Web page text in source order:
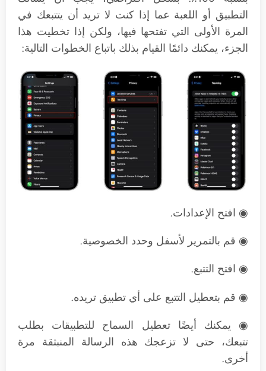
التطبيق أو اللعبة عما إذا كنت لا تريد أن يتتبعك في
المرة الأولى التي تفتحها فيها، ولكن إذا تخطيت هذا
الجزء، يمكنك دائمًا القيام بذلك باتباع الخطوات التالية:
◉ افتح الإعدادات.
◉ قم بالتمرير لأسفل وحدد الخصوصية.
◉ افتح التتبع.
◉ قم بتعطيل التتبع على أي تطبيق تريده.
◉ يمكنك أيضًا تعطيل السماح للتطبيقات بطلب
تتبعك، حتى لا تزعجك هذه الرسالة المنبثقة مرة
أخرى.